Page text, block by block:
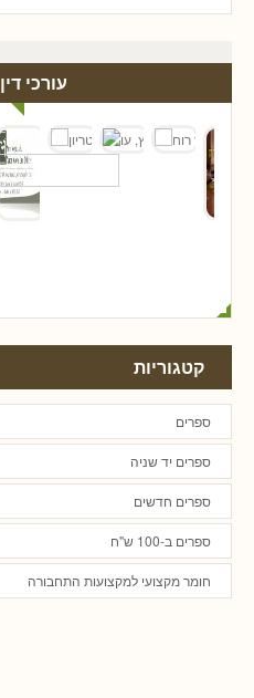
עורכי
קטגוריות
ספרים
ספרים יד שניה
ספרים חדשים
ספרים ב-100 ש"ח
חומר מקצועי למקצועות התחבורה